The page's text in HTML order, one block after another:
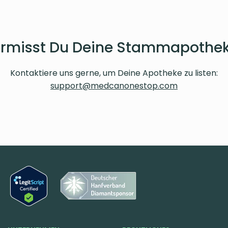
Du Deine
Kontaktiere uns gerne, um Deine Apotheke zu listen:
support@medcanonestop.com